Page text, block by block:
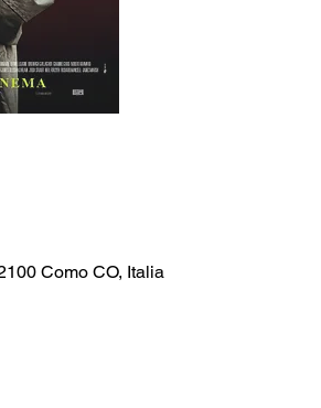
Como CO, Italia